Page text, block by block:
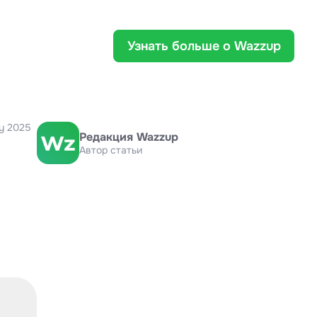
Узнать больше о Wazzup
2025
Редакция Wazzup
Автор статьи